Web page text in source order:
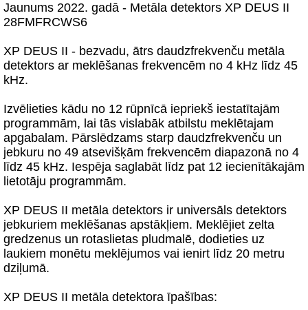
Jaunums 2022. gadā - Metāla detektors XP DEUS II
28FMFRCWS6
XP DEUS II - bezvadu, ātrs daudzfrekvenču metāla
detektors ar meklēšanas frekvencēm no 4 kHz līdz 45
kHz.
Izvēlieties kādu no 12 rūpnīcā iepriekš iestatītajām
programmām, lai tās vislabāk atbilstu meklētajam
apgabalam. Pārslēdzams starp daudzfrekvenču un
jebkuru no 49 atsevišķām frekvencēm diapazonā no 4
līdz 45 kHz. Iespēja saglabāt līdz pat 12 iecienītākajām
lietotāju programmām.
XP DEUS II metāla detektors ir universāls detektors
jebkuriem meklēšanas apstākļiem. Meklējiet zelta
gredzenus un rotaslietas pludmalē, dodieties uz
laukiem monētu meklējumos vai ienirt līdz 20 metru
dziļumā.
XP DEUS II metāla detektora īpašības: